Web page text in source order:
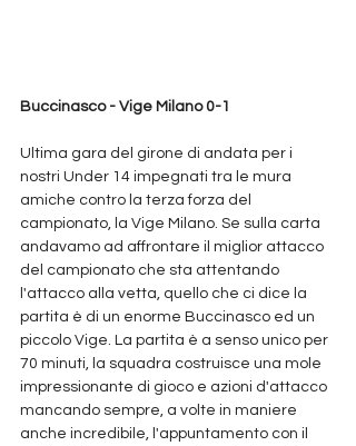
Buccinasco - Vige Milano 0-1
Ultima gara del girone di andata per i
nostri Under 14 impegnati tra le mura
amiche contro la terza forza del
campionato, la Vige Milano. Se sulla carta
andavamo ad affrontare il miglior attacco
del campionato che sta attentando
l'attacco alla vetta, quello che ci dice la
partita è di un enorme Buccinasco ed un
piccolo Vige. La partita è a senso unico per
70 minuti, la squadra costruisce una mole
impressionante di gioco e azioni d'attacco
mancando sempre, a volte in maniere
anche incredibile, l'appuntamento con il